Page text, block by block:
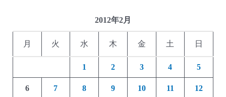
2012年2月
月 火 水 木 金 土 日
1 2 3 4 5
6 7 8 9 10 11 12